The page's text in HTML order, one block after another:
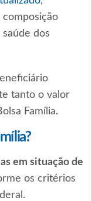
composição
dos
tanto o valor
Família.
em situação de
os critérios